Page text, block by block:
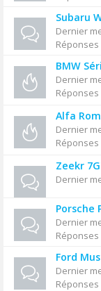
Subaru
Dernier
Réponses
BMW
Dernier
Réponses
Alfa
Dernier
Réponses
Zeekr
Dernier
Porsche
Dernier
Réponses
Ford
Dernier
Réponses